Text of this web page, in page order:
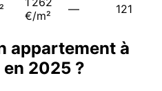
€/m²
— 121
appartement à
en 2025 ?